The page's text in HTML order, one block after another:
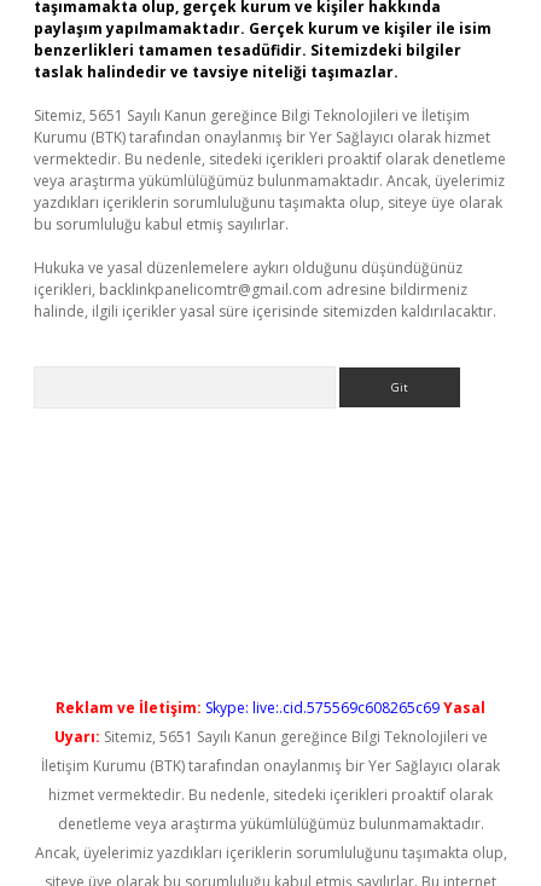
taşımamakta olup, gerçek kurum ve kişiler hakkında
paylaşım yapılmamaktadır. Gerçek kurum ve kişiler ile isim
benzerlikleri tamamen tesadüfidir. Sitemizdeki bilgiler
taslak halindedir ve tavsiye niteliği taşımazlar.
Sitemiz, 5651 Sayılı Kanun gereğince Bilgi Teknolojileri ve İletişim
Kurumu (BTK) tarafından onaylanmış bir Yer Sağlayıcı olarak hizmet
vermektedir. Bu nedenle, sitedeki içerikleri proaktif olarak denetleme
veya araştırma yükümlülüğümüz bulunmamaktadır. Ancak, üyelerimiz
yazdıkları içeriklerin sorumluluğunu taşımakta olup, siteye üye olarak
bu sorumluluğu kabul etmiş sayılırlar.
Hukuka ve yasal düzenlemelere aykırı olduğunu düşündüğünüz
içerikleri, backlinkpanelicomtr@gmail.com adresine bildirmeniz
halinde, ilgili içerikler yasal süre içerisinde sitemizden kaldırılacaktır.
Reklam ve İletişim: Skype: live:.cid.575569c608265c69Yasal
Uyarı: Sitemiz, 5651 Sayılı Kanun gereğince Bilgi Teknolojileri ve
İletişim Kurumu (BTK) tarafından onaylanmış bir Yer Sağlayıcı olarak
hizmet vermektedir. Bu nedenle, sitedeki içerikleri proaktif olarak
denetleme veya araştırma yükümlülüğümüz bulunmamaktadır.
Ancak, üyelerimiz yazdıkları içeriklerin sorumluluğunu taşımakta olup,
siteye üye olarak bu sorumluluğu kabul etmiş sayılırlar. Bu internet